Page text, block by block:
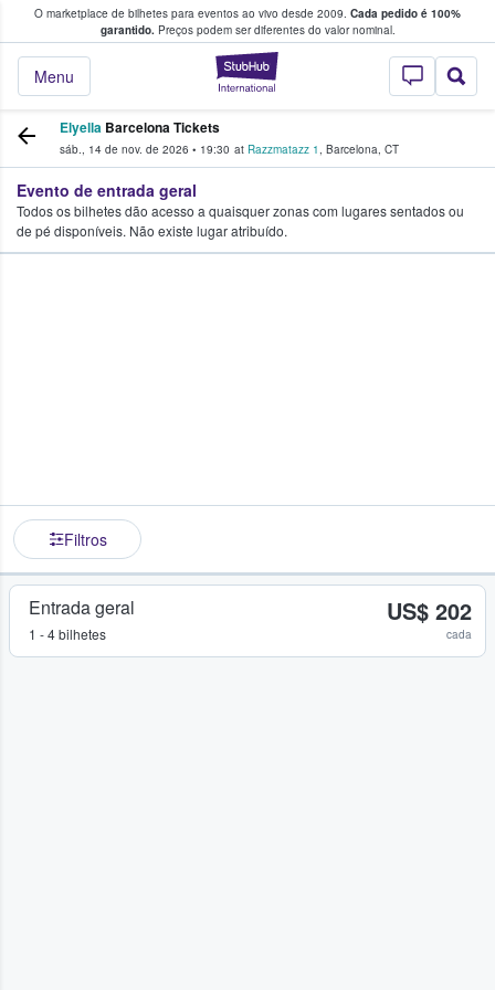
O marketplace de bilhetes para eventos ao vivo desde 2009. Cada pedido é 100%
garantido.Preços podem ser diferentes do valor nominal.
StubHub – onde
Menu
fãs compram e vendem bilhetes
Elyella Barcelona Tickets
sáb., 14 de nov. de 2026 • 19:30 at Razzmatazz 1, Barcelona, CT
Evento de entrada geral
Todos os bilhetes dão acesso a quaisquer zonas com lugares sentados ou
de pé disponíveis. Não existe lugar atribuído.
Filtros
Entrada geral
1 - 4 bilhetes
US$ 202
cada